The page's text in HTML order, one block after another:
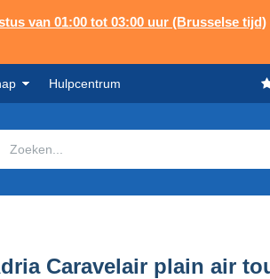
van 01:00 tot 03:00 uur (Brusselse tijd)
Hulpcentrum
Caravelair plain air